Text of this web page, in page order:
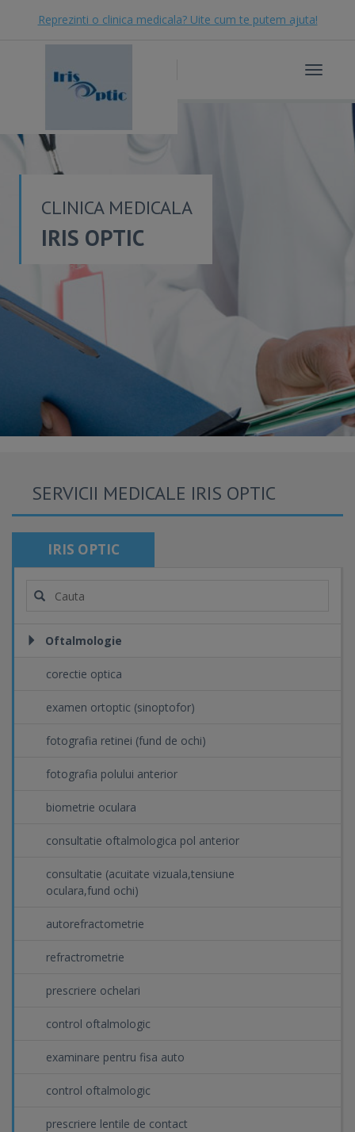
Reprezinti o clinica medicala? Uite cum te putem ajuta!
Toggle
CLINICA MEDICALA
IRIS OPTIC
SERVICII MEDICALE IRIS OPTIC
IRIS OPTIC
Oftalmologie
corectie optica
examen ortoptic (sinoptofor)
fotografia retinei (fund de ochi)
fotografia polului anterior
biometrie oculara
consultatie oftalmologica pol anterior
consultatie (acuitate vizuala,tensiune
oculara,fund ochi)
autorefractometrie
refractrometrie
prescriere ochelari
control oftalmologic
examinare pentru fisa auto
control oftalmologic
prescriere lentile de contact